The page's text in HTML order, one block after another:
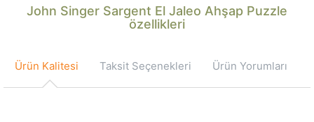
John Singer Sargent El Jaleo Ahşap Puzzle
özellikleri
Ürün Kalitesi Taksit Seçenekleri Ürün Yorumları